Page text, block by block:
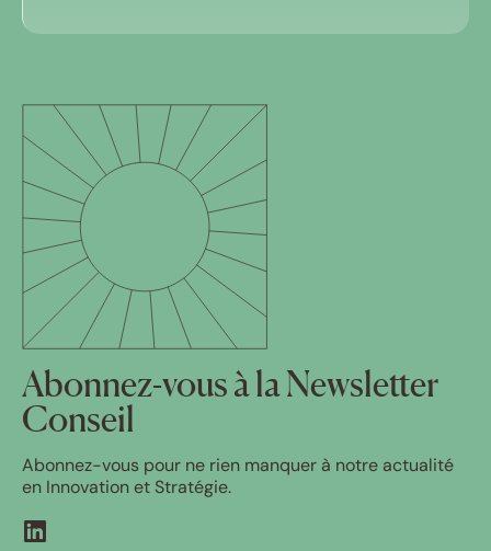
Abonnez-vous à la Newsletter
Conseil
Abonnez-vous pour ne rien manquer à notre actualité
en Innovation et Stratégie.